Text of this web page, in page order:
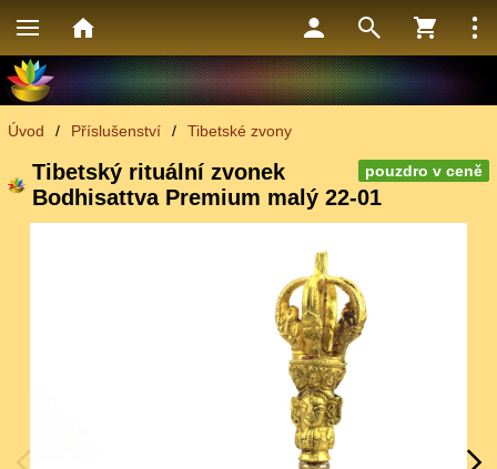
Úvod / Příslušenství / Tibetské zvony
pouzdro v ceně
Tibetský rituální zvonek
Bodhisattva Premium malý 22-01